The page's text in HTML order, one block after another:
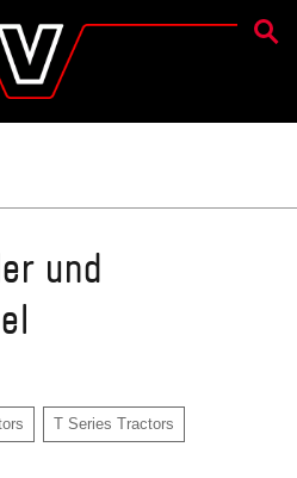
und
T Series Tractors